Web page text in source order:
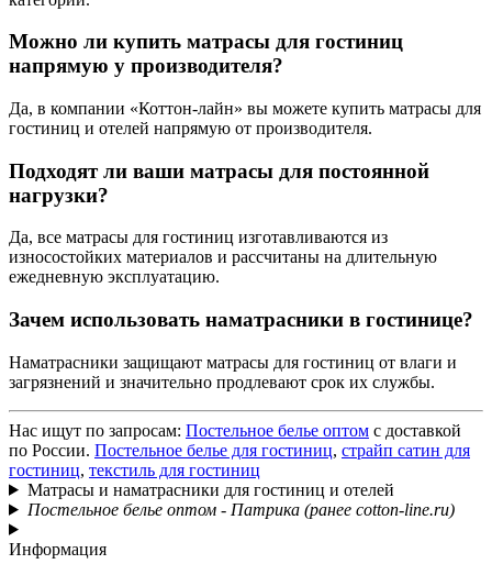
Можно ли купить матрасы для гостиниц
напрямую у производителя?
Да, в компании «Коттон-лайн» вы можете купить матрасы для
гостиниц и отелей напрямую от производителя.
Подходят ли ваши матрасы для постоянной
нагрузки?
Да, все матрасы для гостиниц изготавливаются из
износостойких материалов и рассчитаны на длительную
ежедневную эксплуатацию.
Зачем использовать наматрасники в гостинице?
Наматрасники защищают матрасы для гостиниц от влаги и
загрязнений и значительно продлевают срок их службы.
Нас ищут по запросам: Постельное белье оптом с доставкой
по России. Постельное белье для гостиниц, страйп сатин для
гостиниц, текстиль для гостиниц
Матрасы и наматрасники для гостиниц и отелей
Постельное белье оптом - Патрика (ранее cotton-line.ru)
Информация